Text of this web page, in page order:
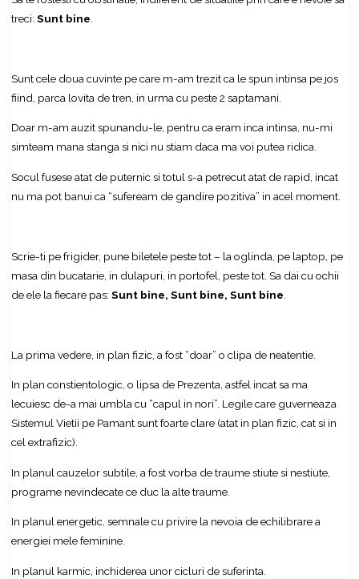
treci: Sunt bine
Sunt cele doua cuvinte pe care m-am trezit ca le spun intinsa pe jos
fiind, parca lovita de tren, in urma cu peste 2 saptamani.
Doar m-am auzit spunandu-le, pentru ca eram inca intinsa, nu-mi
simteam mana stanga si nici nu stiam daca ma voi putea ridica.
Socul fusese atat de puternic si totul s-a petrecut atat de rapid, incat
nu ma pot banui ca “sufeream de gandire pozitiva” in acel moment.
Scrie-ti pe frigider, pune biletele peste tot – la oglinda, pe laptop, pe
masa din bucatarie, in dulapuri, in portofel, peste tot. Sa dai cu ochii
de ele la fiecare pas: Sunt bine, Sunt bine, Sunt bine
La prima vedere, in plan fizic, a fost “doar” o clipa de neatentie.
In plan constientologic, o lipsa de Prezenta, astfel incat sa ma
lecuiesc de-a mai umbla cu “capul in nori”. Legile care guverneaza
Sistemul Vietii pe Pamant sunt foarte clare (atat in plan fizic, cat si in
cel extrafizic).
In planul cauzelor subtile, a fost vorba de traume stiute si nestiute,
programe nevindecate ce duc la alte traume.
In planul energetic, semnale cu privire la nevoia de echilibrare a
energiei mele feminine.
In planul karmic, inchiderea unor cicluri de suferinta.